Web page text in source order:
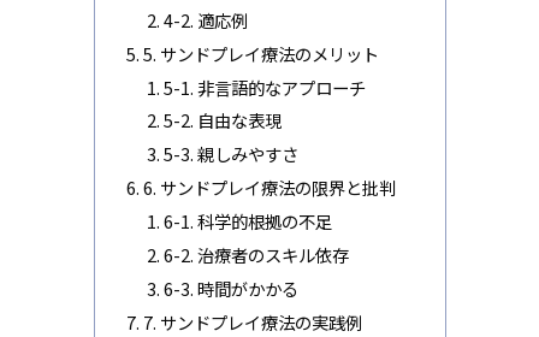
4-2. 適応例
5. サンドプレイ療法のメリット
5-1. 非言語的なアプローチ
5-2. 自由な表現
5-3. 親しみやすさ
6. サンドプレイ療法の限界と批判
6-1. 科学的根拠の不足
6-2. 治療者のスキル依存
6-3. 時間がかかる
7. サンドプレイ療法の実践例